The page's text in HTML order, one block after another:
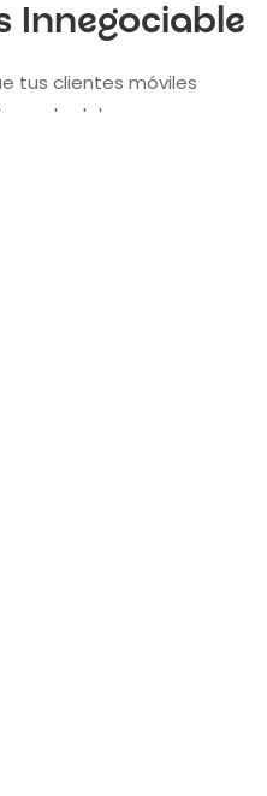
Innegociable
tus clientes móviles
mundo del e-commerce